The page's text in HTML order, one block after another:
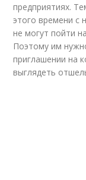
предприятиях.
этого времени с
не могут пойти
Поэтому им
приглашении на
выглядеть